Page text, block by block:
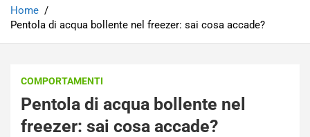
Home
Pentola di acqua bollente nel freezer: sai cosa accade?
COMPORTAMENTI
Pentola di acqua bollente nel
freezer: sai cosa accade?